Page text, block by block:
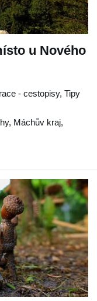
u Nového
- cestopisy, Tipy
, Máchův kraj,